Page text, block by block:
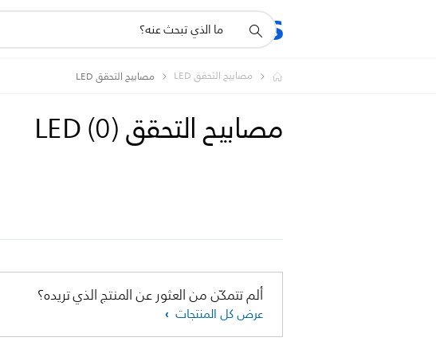
المنتجات
أيقونة
دعم
مصابيح التحقق LED مصابيح التحقق LED
مصابيح التحقق LED (0)
ألم تتمكّن من العثور عن المنتج الذي تريده؟
عرض كل المنتجات